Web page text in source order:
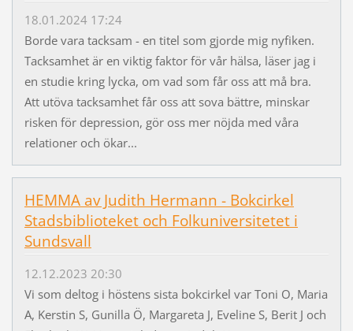
18.01.2024 17:24
Borde vara tacksam - en titel som gjorde mig nyfiken.
Tacksamhet är en viktig faktor för vår hälsa, läser jag i
en studie kring lycka, om vad som får oss att må bra.
Att utöva tacksamhet får oss att sova bättre, minskar
risken för depression, gör oss mer nöjda med våra
relationer och ökar...
HEMMA av Judith Hermann - Bokcirkel
Stadsbiblioteket och Folkuniversitetet i
Sundsvall
12.12.2023 20:30
Vi som deltog i höstens sista bokcirkel var Toni O, Maria
A, Kerstin S, Gunilla Ö, Margareta J, Eveline S, Berit J och